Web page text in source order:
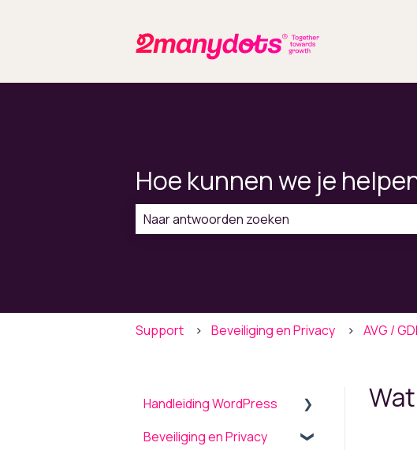
Hoe kunnen we je
Support Beveiliging en Privacy AVG /
Handleiding WordPress
Algemeen
Beveiliging en Privacy